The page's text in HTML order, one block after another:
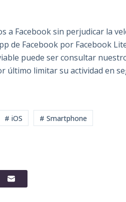
a Facebook sin perjudicar la
de Facebook por Facebook
puede ser consultar
último limitar su actividad en
# iOS # Smartphone